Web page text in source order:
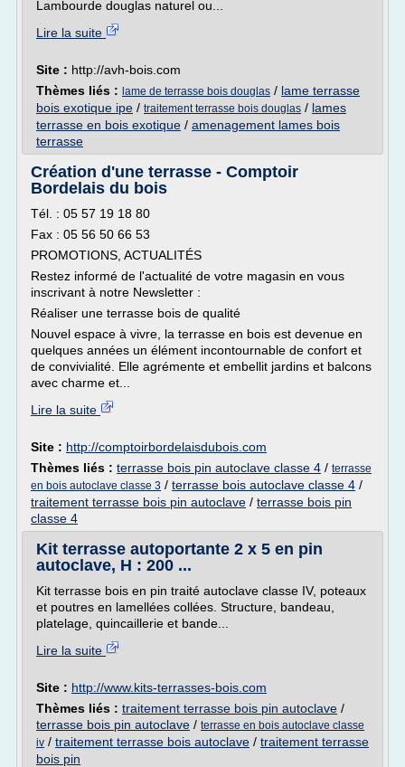
Lambourde douglas naturel ou...
Lire la suite
Site : http://avh-bois.com
Thèmes liés : lame de terrasse bois douglas / lame terrasse
bois exotique ipe / traitement terrasse bois douglas / lames
terrasse en bois exotique / amenagement lames bois
terrasse
Création d'une terrasse - Comptoir
Bordelais du bois
Tél. : 05 57 19 18 80
Fax : 05 56 50 66 53
PROMOTIONS, ACTUALITÉS
Restez informé de l'actualité de votre magasin en vous
inscrivant à notre Newsletter :
Réaliser une terrasse bois de qualité
Nouvel espace à vivre, la terrasse en bois est devenue en
quelques années un élément incontournable de confort et
de convivialité. Elle agrémente et embellit jardins et balcons
avec charme et...
Lire la suite
Site : http://comptoirbordelaisdubois.com
Thèmes liés : terrasse bois pin autoclave classe 4 / terrasse
en bois autoclave classe 3 / terrasse bois autoclave classe 4 /
traitement terrasse bois pin autoclave / terrasse bois pin
classe 4
Kit terrasse autoportante 2 x 5 en pin
autoclave, H : 200 ...
Kit terrasse bois en pin traité autoclave classe IV, poteaux
et poutres en lamellées collées. Structure, bandeau,
platelage, quincaillerie et bande...
Lire la suite
Site : http://www.kits-terrasses-bois.com
Thèmes liés : traitement terrasse bois pin autoclave /
terrasse bois pin autoclave / terrasse en bois autoclave classe
iv / traitement terrasse bois autoclave / traitement terrasse
bois pin